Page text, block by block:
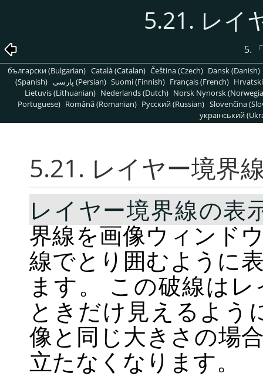
5.21. レイ
5. 「
български (Bulgarian) Català (Catalan) Čeština (Czech) Dansk (Danish)
(Spanish)
پارسی (Persian) Suomi (Finnish) Français (French)
Lietuvis (Lithuanian) Nederlands (Dutch) Norsk Nynorsk
Portuguese) Română (Romanian) Pусский (Russian) Slovenčina
український
5.21. レイヤー境界
レイヤー境界線の表
界線を画像ウィンド
線でとり囲むように
ます。 この破線は
ときだけ見えるよう
像と同じ大きさの場
立たなくなります。